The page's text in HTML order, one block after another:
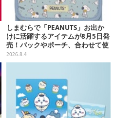
しまむらで「PEANUTS」お出か
けに活躍するアイテムが8月5日発
売！バックやポーチ、合わせて使
いたいリール付きカラビナなど
2026.8.4